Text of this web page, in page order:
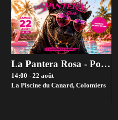
La Pantera Rosa - Pool Party #2
14:00 - 22 août
La Piscine du Canard, Colomiers